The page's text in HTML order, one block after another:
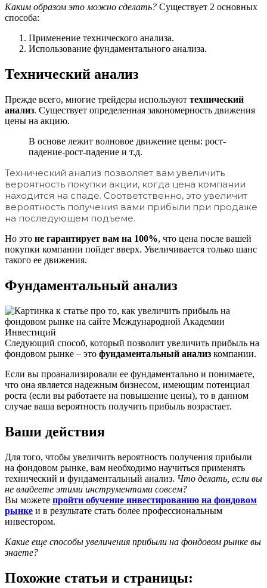
Каким образом это можно сделать? Существует 2 основных
способа:
Применение технического анализа.
Использование фундаментального анализа.
Технический анализ
Прежде всего, многие трейдеры используют технический
анализ. Существует определенная закономерность движения
цены на акцию.
В основе лежит волновое движение цены: рост-
падение-рост-падение и т.д.
Технический анализ позволяет вам увеличить
вероятность покупки акции, когда цена компании
находится на спаде. Соответственно, это увеличит
вероятность получения вами прибыли при продаже
на последующем подъеме.
Но это не гарантирует вам на 100%, что цена после вашей
покупки компании пойдет вверх. Увеличивается только шанс
такого ее движения.
Фундаментальный анализ
Следующий способ, который позволит увеличить прибыль на
фондовом рынке – это фундаментальный анализ компании.
Если вы проанализировали ее фундаментально и понимаете,
что она является надежным бизнесом, имеющим потенциал
роста (если вы работаете на повышение цены), то в данном
случае ваша вероятность получить прибыль возрастает.
Ваши действия
Для того, чтобы увеличить вероятность получения прибыли
на фондовом рынке, вам необходимо научиться применять
технический и фундаментальный анализ. Что делать, если вы
не владеете этими инструментами совсем?
Вы можете пройти обучение инвестированию на фондовом
рынке и в результате стать более профессиональным
инвестором.
Какие еще способы увеличения прибыли на фондовом рынке вы
знаете?
Похожие статьи и страницы: